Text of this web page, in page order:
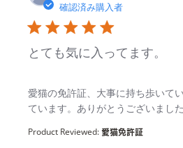
確認済み購入者
とても気に入ってます。
愛猫の免許証、大事に持ち歩いて
ています。ありがとうございました
read more about review
Product Reviewed:愛猫免許証